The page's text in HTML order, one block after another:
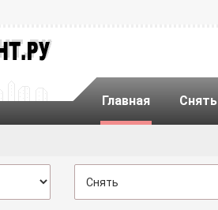
Главная Снять